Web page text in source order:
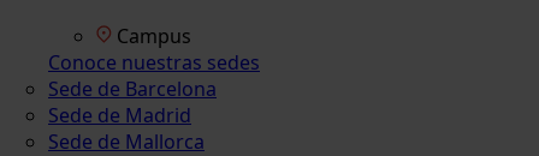
Campus
Conoce nuestras sedes
Sede de Barcelona
Sede de Madrid
Sede de Mallorca